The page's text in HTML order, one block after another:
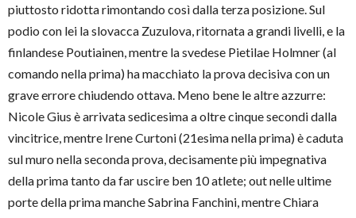
piuttosto ridotta rimontando così dalla terza posizione. Sul
podio con lei la slovacca Zuzulova, ritornata a grandi livelli, e la
finlandese Poutiainen, mentre la svedese Pietilae Holmner (al
comando nella prima) ha macchiato la prova decisiva con un
grave errore chiudendo ottava. Meno bene le altre azzurre:
Nicole Gius è arrivata sedicesima a oltre cinque secondi dalla
vincitrice, mentre Irene Curtoni (21esima nella prima) è caduta
sul muro nella seconda prova, decisamente più impegnativa
della prima tanto da far uscire ben 10 atlete; out nelle ultime
porte della prima manche Sabrina Fanchini, mentre Chiara